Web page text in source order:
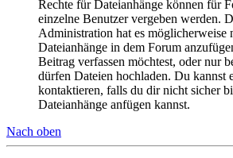
Rechte für Dateianhänge können für
einzelne Benutzer vergeben werden.
Administration hat es möglicherweise
Dateianhänge in dem Forum
Beitrag verfassen möchtest, oder nur
dürfen Dateien hochladen. Du kannst
kontaktieren, falls du dir nicht sicher
Dateianhänge anfügen kannst.
Nach oben